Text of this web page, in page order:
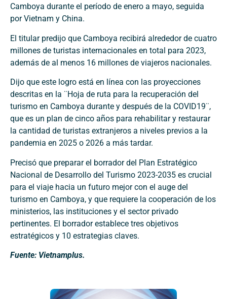
Camboya durante el período de enero a mayo, seguida
por Vietnam y China.
El titular predijo que Camboya recibirá alrededor de cuatro
millones de turistas internacionales en total para 2023,
además de al menos 16 millones de viajeros nacionales.
Dijo que este logro está en línea con las proyecciones
descritas en la ¨Hoja de ruta para la recuperación del
turismo en Camboya durante y después de la COVID19¨,
que es un plan de cinco años para rehabilitar y restaurar
la cantidad de turistas extranjeros a niveles previos a la
pandemia en 2025 o 2026 a más tardar.
Precisó que preparar el borrador del Plan Estratégico
Nacional de Desarrollo del Turismo 2023-2035 es crucial
para el viaje hacia un futuro mejor con el auge del
turismo en Camboya, y que requiere la cooperación de los
ministerios, las instituciones y el sector privado
pertinentes. El borrador establece tres objetivos
estratégicos y 10 estrategias claves.
Fuente: Vietnamplus.